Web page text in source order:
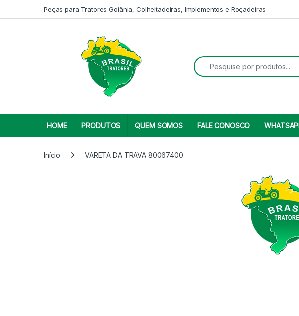
Peças para Tratores Goiânia, Colheitadeiras, Implementos e Roçadeiras
Search for:
HOME PRODUTOS QUEM SOMOS FALE CONOSCO
Início VARETA DA TRAVA 80067400